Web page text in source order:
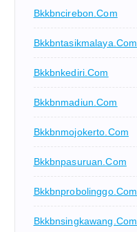
Bkkbncirebon.com
Bkkbntasikmalaya.com
Bkkbnkediri.com
Bkkbnmadiun.com
Bkkbnmojokerto.com
Bkkbnpasuruan.com
Bkkbnprobolinggo.com
Bkkbnsingkawang.com